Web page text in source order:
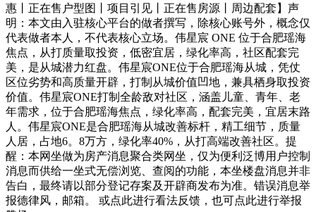
惠丨正在售户型图丨项目引见丨正在售房源丨周边配套】声
明：本文由入驻核心平台的做者撰写，除核心账号外，概念仅
代表做者本人，不代表核心立场。伟星宸 ONE 位于合肥瑶海
焦点，从打质量取投资，低密宜居，绿化率高，社区配套完
美，是从城潜力红盘。伟星宸ONE位于合肥瑶海从城，凭仗
区位劣势和高质量开辟，打制从城价值凹地，兼具栖身取投资
价值。伟星宸ONE打制全龄敌对社区，涵盖儿童、青年、老
年需求，位于合肥瑶海焦点，绿化率高，配套完美，宜居末路
人。伟星宸ONE是合肥瑶海从城改善标杆，精工细节，质量
人居，占地6。8万方，绿化率40%，从打高端改善社区。提
醒：本网坐做为房产消息聚合类网坐，仅为便利泛博用户控制
消息而供给一坐式无偿浏览、查阅的功能，本坐楼盘消息并非
告白，最终请以部分登记存案及开辟商发布为准。错误消息举
报德律风，邮箱。 或点此进行看法反馈，也可点此进行举报